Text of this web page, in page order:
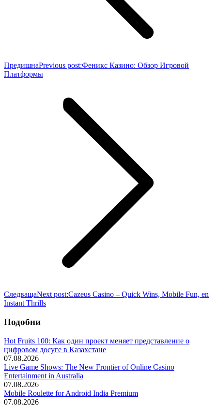
ПредишнаPrevious post:Феникс Казино: Обзор Игровой
Платформы
СледващаNext post:Cazeus Casino – Quick Wins, Mobile Fun, en
Instant Thrills
Подобни
Hot Fruits 100: Как один проект меняет представление о
цифровом досуге в Казахстане
07.08.2026
Live Game Shows: The New Frontier of Online Casino
Entertainment in Australia
07.08.2026
Mobile Roulette for Android India Premium
07.08.2026